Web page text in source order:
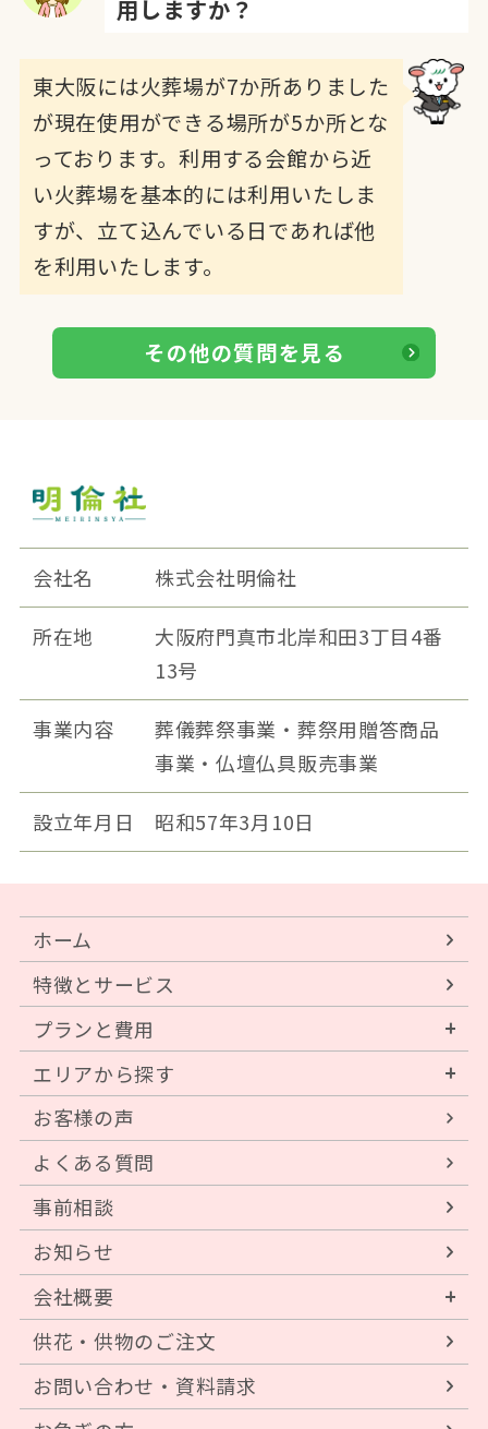
用しますか？
東大阪には火葬場が7か所ありました
が現在使用ができる場所が5か所とな
っております。利用する会館から近
い火葬場を基本的には利用いたしま
すが、立て込んでいる日であれば他
を利用いたします。
その他の質問を見る
会社名 株式会社明倫社
所在地
大阪府門真市北岸和田3丁目4番
13号
事業内容
葬儀葬祭事業・葬祭用贈答商品
事業・仏壇仏具販売事業
設立年月日 昭和57年3月10日
ホーム
特徴とサービス
プランと費用
エリアから探す
お客様の声
よくある質問
事前相談
お知らせ
会社概要
供花・供物のご注文
お問い合わせ・資料請求